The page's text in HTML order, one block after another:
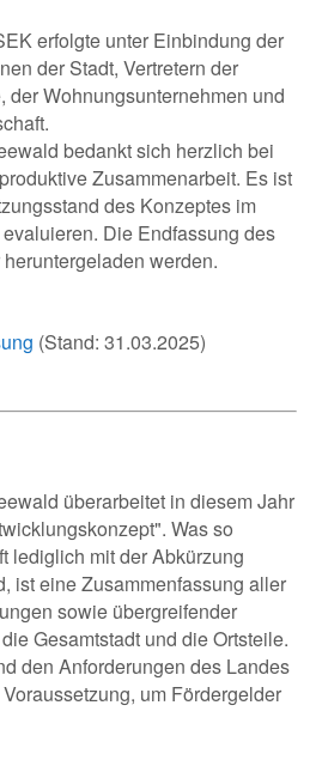
erfolgte unter Einbindung der
der Stadt, Vertretern der
der Wohnungsunternehmen und
bedankt sich herzlich bei
Zusammenarbeit. Es ist
des Konzeptes im
Die Endfassung des
werden.
(Stand:
überarbeitet in diesem Jahr
Was so
lediglich mit der Abkürzung
ist eine Zusammenfassung aller
sowie übergreifender
Gesamtstadt und die Ortsteile.
den Anforderungen des Landes
um Fördergelder